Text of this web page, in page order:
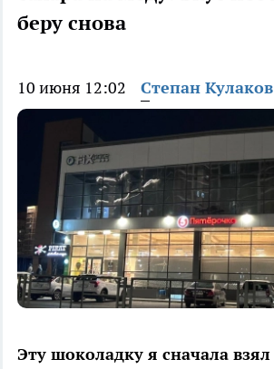
беру снова
10 июня 12:02 Степан Кулаков
Эту шоколадку я сначала взял